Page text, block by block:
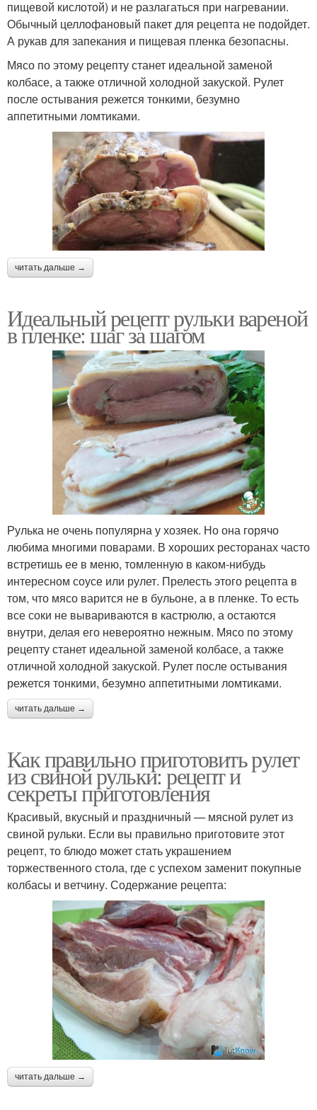
пищевой кислотой) и не разлагаться при нагревании.
Обычный целлофановый пакет для рецепта не подойдет.
А рукав для запекания и пищевая пленка безопасны.
Мясо по этому рецепту станет идеальной заменой
колбасе, а также отличной холодной закуской. Рулет
после остывания режется тонкими, безумно
аппетитными ломтиками.
читать дальше →
Идеальный рецепт рульки вареной
в пленке: шаг за шагом
Рулька не очень популярна у хозяек. Но она горячо
любима многими поварами. В хороших ресторанах часто
встретишь ее в меню, томленную в каком-нибудь
интересном соусе или рулет. Прелесть этого рецепта в
том, что мясо варится не в бульоне, а в пленке. То есть
все соки не вывариваются в кастрюлю, а остаются
внутри, делая его невероятно нежным. Мясо по этому
рецепту станет идеальной заменой колбасе, а также
отличной холодной закуской. Рулет после остывания
режется тонкими, безумно аппетитными ломтиками.
читать дальше →
Как правильно приготовить рулет
из свиной рульки: рецепт и
секреты приготовления
Красивый, вкусный и праздничный — мясной рулет из
свиной рульки. Если вы правильно приготовите этот
рецепт, то блюдо может стать украшением
торжественного стола, где с успехом заменит покупные
колбасы и ветчину. Содержание рецепта:
читать дальше →